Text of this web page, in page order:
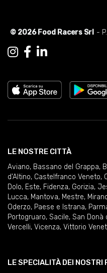
© 2026 Food Racers Srl -
LE NOSTRE CITTÀ
Aviano, Bassano del Grappa,
d'Altino, Castelfranco Veneto,
Dolo, Este, Fidenza, Gorizia,
Lucca, Mantova, Mestre,
Oderzo, Paese e Istrana,
Portogruaro, Sacile, San Donà
Vercelli, Vicenza, Vittorio
LE SPECIALITÀ DEI NOSTRI